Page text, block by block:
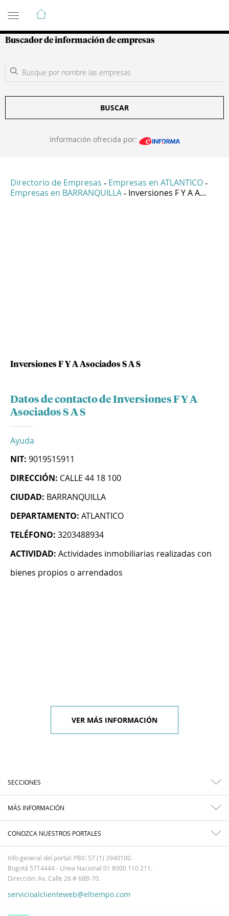
Guía de Empresas Colombianas
Buscador de información de empresas
BUSCAR
Información ofrecida por:
Directorio de Empresas - Empresas en ATLANTICO -
Empresas en BARRANQUILLA - Inversiones F Y A A...
Inversiones F Y A Asociados S A S
Datos de contacto de Inversiones F Y A
Asociados S A S
Ayuda
NIT: 9019515911
DIRECCIÓN: CALLE 44 18 100
CIUDAD: BARRANQUILLA
DEPARTAMENTO: ATLANTICO
TELÉFONO: 3203488934
ACTIVIDAD: Actividades inmobiliarias realizadas con
bienes propios o arrendados
VER MÁS INFORMACIÓN
SECCIONES
MÁS INFORMACIÓN
CONOZCA NUESTROS PORTALES
Info general del portal: PBX: 57 (1) 2940100.
Bogotá 5714444 - Línea Nacional 01 8000 110 211.
Dirección: Av. Calle 26 # 68B-70.
servicioalclienteweb@eltiempo.com